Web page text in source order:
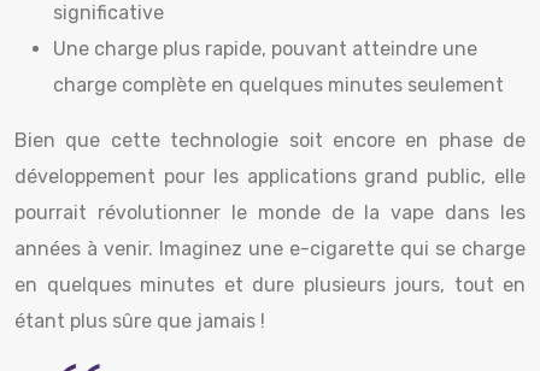
significative
Une charge plus rapide, pouvant atteindre une
charge complète en quelques minutes seulement
Bien que cette technologie soit encore en phase de
développement pour les applications grand public, elle
pourrait révolutionner le monde de la vape dans les
années à venir. Imaginez une e-cigarette qui se charge
en quelques minutes et dure plusieurs jours, tout en
étant plus sûre que jamais !